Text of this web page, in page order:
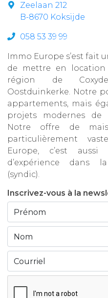
Zeelaan 212
B-8670 Koksijde
058 53 39 99
Immo Europe s’est fait
de mettre en
région de
Oostduinkerke. Notre
appartements, mais
projets modernes de
Notre offre de
particulièrement
Europe, c’est aussi
d’expérience dans
(syndic).
Inscrivez-vous à la